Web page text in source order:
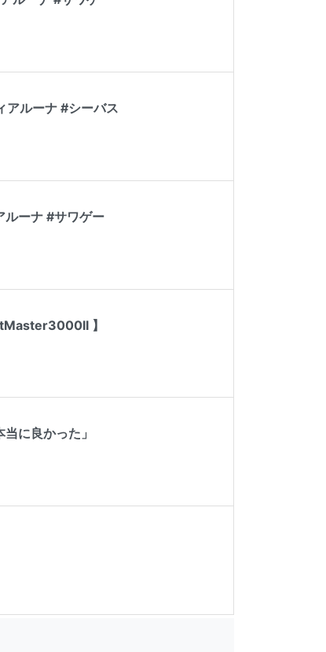
アルーナ #シーバス
ルーナ #サワゲー
】
に良かった」